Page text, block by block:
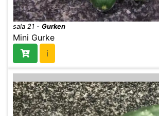
sala 21 - Gurken
Mini Gurke
i